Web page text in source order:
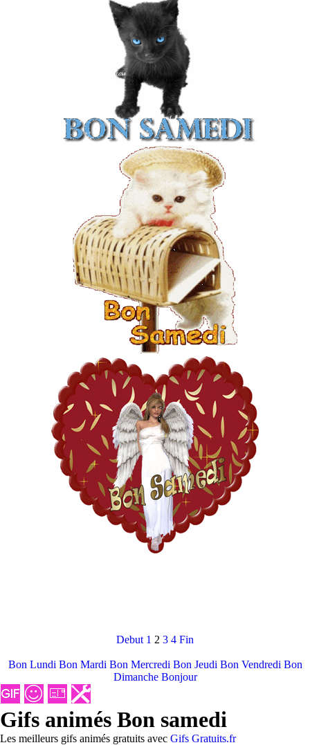
Debut 1 2 3 4 Fin
Bon Lundi Bon Mardi Bon Mercredi Bon Jeudi Bon Vendredi Bon
Dimanche Bonjour
Gifs animés Bon samedi
Les meilleurs gifs animés gratuits avec Gifs Gratuits.fr